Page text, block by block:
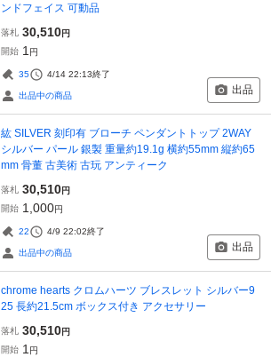
ンドフェイス 可動品
落札 30,510円
開始 1 円
35 4/14 22:13終了
出品中の商品 出品
紘 SILVER 刻印有 ブローチ ペンダントトップ 2WAY
シルバー パール 銀製 重量約19.1g 横約55mm 縦約65
mm 骨董 古美術 古玩 アンティーク
落札 30,510円
開始 1,000円
22 4/9 22:02終了
出品中の商品 出品
chrome hearts クロムハーツ ブレスレット シルバー9
25 長約21.5cm ボックス付き アクセサリー
落札 30,510円
開始 1 円